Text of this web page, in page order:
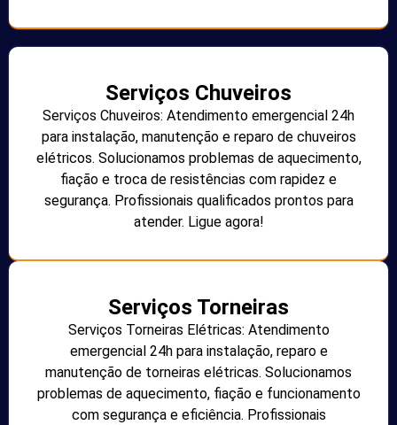
Serviços Chuveiros
Serviços Chuveiros: Atendimento emergencial 24h
para instalação, manutenção e reparo de chuveiros
elétricos. Solucionamos problemas de aquecimento,
fiação e troca de resistências com rapidez e
segurança. Profissionais qualificados prontos para
atender. Ligue agora!
Serviços Torneiras
Serviços Torneiras Elétricas: Atendimento
emergencial 24h para instalação, reparo e
manutenção de torneiras elétricas. Solucionamos
problemas de aquecimento, fiação e funcionamento
com segurança e eficiência. Profissionais